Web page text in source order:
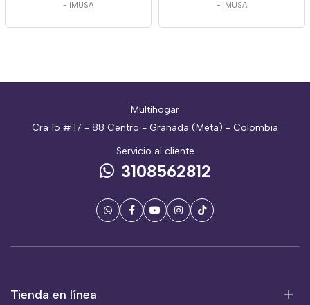
- IMUSA - IMUSA
Multihogar
Cra 15 # 17 - 88 Centro - Granada (Meta) - Colombia
Servicio al cliente
3108562812
Tienda en línea